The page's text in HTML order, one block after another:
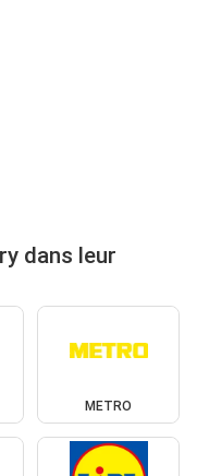
dans leur
METRO